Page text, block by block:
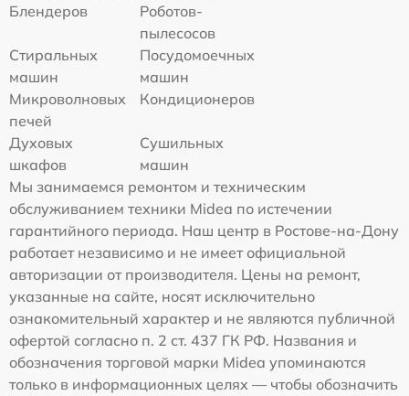
Блендеров
Роботов-
пылесосов
Стиральных
машин
Посудомоечных
машин
Микроволновых
печей
Кондиционеров
Духовых
шкафов
Сушильных
машин
Мы занимаемся ремонтом и техническим
обслуживанием техники Midea по истечении
гарантийного периода. Наш центр в Ростове-на-Дону
работает независимо и не имеет официальной
авторизации от производителя. Цены на ремонт,
указанные на сайте, носят исключительно
ознакомительный характер и не являются публичной
офертой согласно п. 2 ст. 437 ГК РФ. Названия и
обозначения торговой марки Midea упоминаются
только в информационных целях — чтобы обозначить